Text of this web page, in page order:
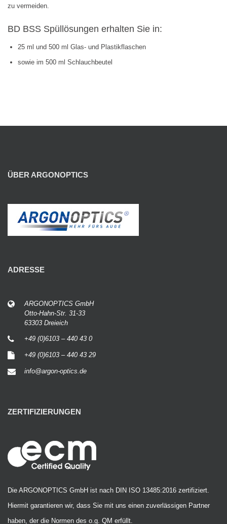
zu vermeiden.
BD BSS Spüllösungen erhalten Sie in:
25 ml und 500 ml Glas- und Plastikflaschen
sowie im 500 ml Schlauchbeutel
ÜBER ARGONOPTICS
ADRESSE
ARGONOPTICS GmbH
Otto-Hahn-Str. 31-33
63303 Dreieich
+49 (0)6103 – 440 43 0
+49 (0)6103 – 440 43 29
info@argon-optics.de
ZERTIFIZIERUNGEN
Die ARGONOPTICS GmbH ist nach DIN ISO 13485:2016 zertifiziert.
Hiermit garantieren wir, dass Sie mit uns einen zuverlässigen Partner
haben, der die Normen des o.g. QM erfüllt.